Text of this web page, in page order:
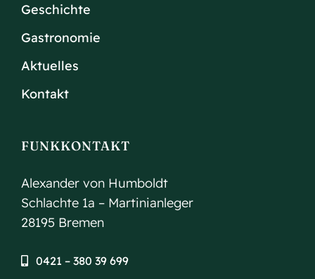
Geschichte
Gastronomie
Aktuelles
Kontakt
FUNKKONTAKT
Alexander von Humboldt
Schlachte 1a – Martinianleger
28195 Bremen
0421 – 380 39 699